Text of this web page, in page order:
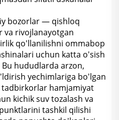
bozorlar — qishloq
va rivojlanayotgan
qo'llanilishni ommabop
uchun katta o'sish
hududlarda arzon,
yechimlariga bo'lgan
hamjamiyat
kichik suv tozalash va
tashkil qilishi